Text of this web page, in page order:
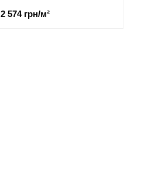
2 574 грн/м²